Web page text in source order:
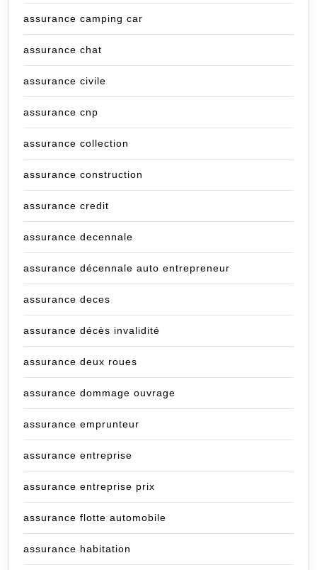
assurance camping car
assurance chat
assurance civile
assurance cnp
assurance collection
assurance construction
assurance credit
assurance decennale
assurance décennale auto entrepreneur
assurance deces
assurance décès invalidité
assurance deux roues
assurance dommage ouvrage
assurance emprunteur
assurance entreprise
assurance entreprise prix
assurance flotte automobile
assurance habitation